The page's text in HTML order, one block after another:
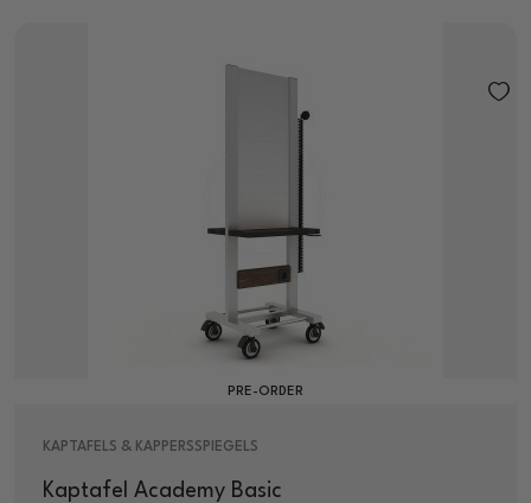
PRE-ORDER
KAPTAFELS & KAPPERSSPIEGELS
Kaptafel Academy Basic